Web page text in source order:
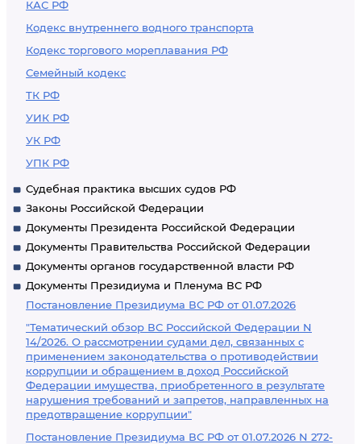
КАС РФ
Кодекс внутреннего водного транспорта
Кодекс торгового мореплавания РФ
Семейный кодекс
ТК РФ
УИК РФ
УК РФ
УПК РФ
Судебная практика высших судов РФ
Законы Российской Федерации
Документы Президента Российской Федерации
Документы Правительства Российской Федерации
Документы органов государственной власти РФ
Документы Президиума и Пленума ВС РФ
Постановление Президиума ВС РФ от 01.07.2026
"Тематический обзор ВС Российской Федерации N
14/2026. О рассмотрении судами дел, связанных с
применением законодательства о противодействии
коррупции и обращением в доход Российской
Федерации имущества, приобретенного в результате
нарушения требований и запретов, направленных на
предотвращение коррупции"
Постановление Президиума ВС РФ от 01.07.2026 N 272-